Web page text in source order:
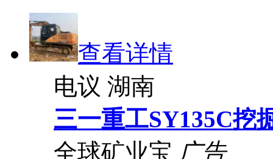
查看详情
电议 湖南
三一重工SY135C挖
全球矿业宝 广告